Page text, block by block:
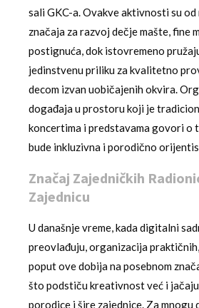
sali GKC-a. Ovakve aktivnosti su
značaja za razvoj dečje mašte, fine
postignuća, dok istovremeno
jedinstvenu priliku za kvalitetno
decom izvan uobičajenih okvira.
događaja u prostoru koji je
koncertima i predstavama govori o
bude inkluzivna i porodično
Značaj Zajedničkih
Zajednicu
U današnje vreme, kada digitalni
preovlađuju, organizacija
poput ove dobija na posebnom
što podstiču kreativnost već i
porodice i šire zajednice. Za mnogu